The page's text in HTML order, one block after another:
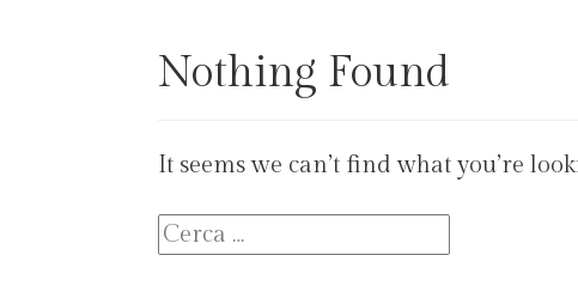
Nothing Found
It seems we can’t find what you’re
Ricerca
per: